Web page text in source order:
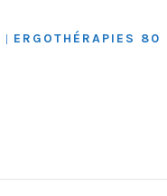
| ERGOTHÉRAPIES 80